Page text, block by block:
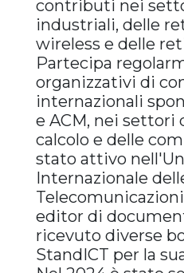
contributi nei
industriali, delle
wireless e delle
Partecipa
organizzativi di
internazionali
e ACM, nei settori
calcolo e delle
stato attivo
Internazionale
editor di
ricevuto diverse
StandICT per la